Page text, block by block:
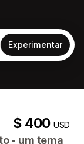
Experimentar
$ 400USD
- um tema